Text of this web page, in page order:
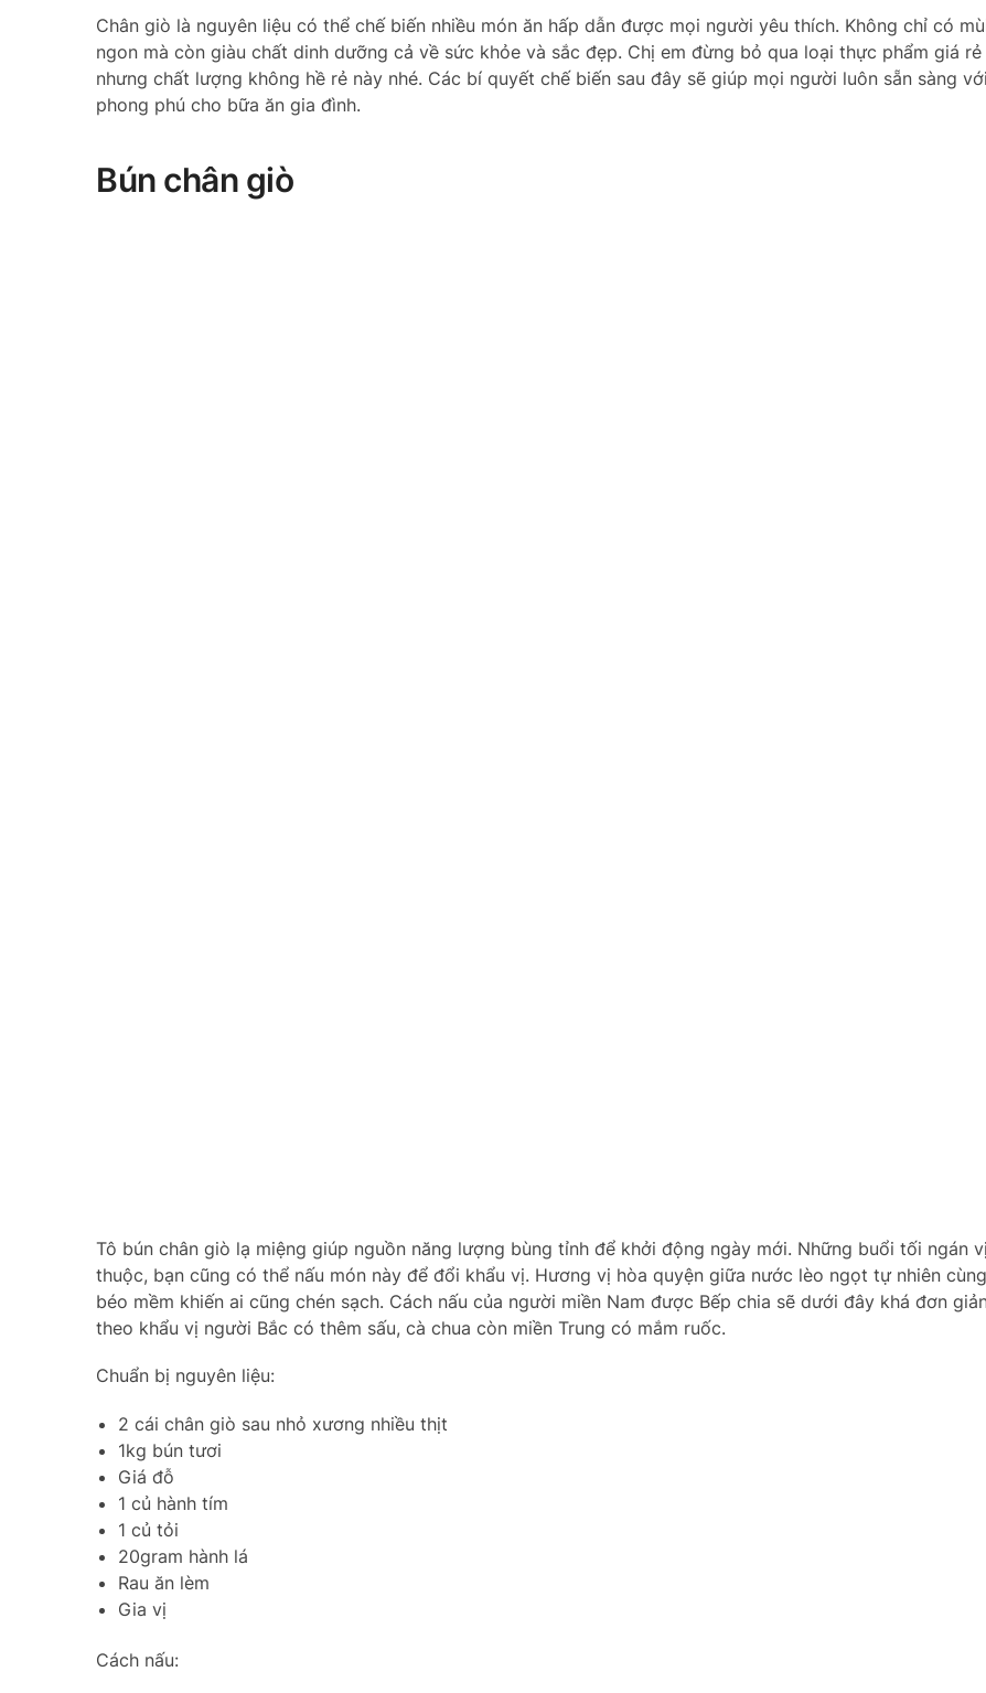
Chân giò là nguyên liệu có thể chế biến nhiều món ăn hấp dẫn được mọi người yêu thích. Không chỉ có
ngon mà còn giàu chất dinh dưỡng cả về sức khỏe và sắc đẹp. Chị em đừng bỏ qua loại thực phẩm giá rẻ
nhưng chất lượng không hề rẻ này nhé. Các bí quyết chế biến sau đây sẽ giúp mọi người luôn sẵn sàng
phong phú cho bữa ăn gia đình.
Bún chân giò
Tô bún chân giò lạ miệng giúp nguồn năng lượng bùng tỉnh để khởi động ngày mới. Những buổi tối ngán
thuộc, bạn cũng có thể nấu món này để đổi khẩu vị. Hương vị hòa quyện giữa nước lèo ngọt tự nhiên
béo mềm khiến ai cũng chén sạch. Cách nấu của người miền Nam được Bếp chia sẽ dưới đây khá đơn
theo khẩu vị người Bắc có thêm sấu, cà chua còn miền Trung có mắm ruốc.
Chuẩn bị nguyên liệu:
2 cái chân giò sau nhỏ xương nhiều thịt
1kg bún tươi
Giá đỗ
1 củ hành tím
1 củ tỏi
20gram hành lá
Rau ăn lèm
Gia vị
Cách nấu: